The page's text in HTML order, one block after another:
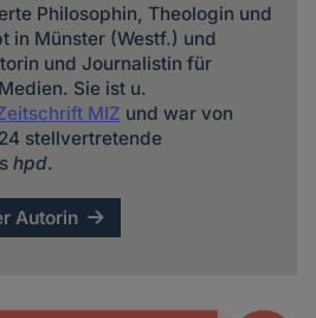
Philosophin, Theologin und
in Münster (Westf.) und
und Journalistin für
Sie ist u.
MIZ und war von
stellvertretende
hpd.
Autorin